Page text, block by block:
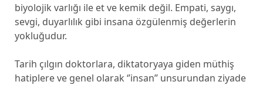
biyolojik varlığı ile et ve kemik değil. Empati, saygı,
sevgi, duyarlılık gibi insana özgülenmiş değerlerin
yokluğudur.
Tarih çılgın doktorlara, diktatoryaya giden müthiş
hatiplere ve genel olarak ‘’insan’’ unsurundan ziyade